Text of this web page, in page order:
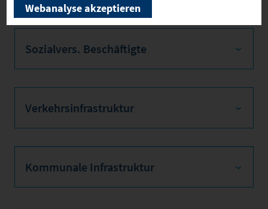
Sozialvers. Beschäftigte
Verkehrsinfrastruktur
Kommunale Infrastruktur
Webanalyse akzeptieren